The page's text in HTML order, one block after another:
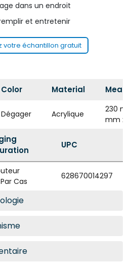
dans un endroit
et entretenir
votre échantillon gratuit
Color Material
Dégager Acrylique
230
mm x
UPC
Cas
628670014297